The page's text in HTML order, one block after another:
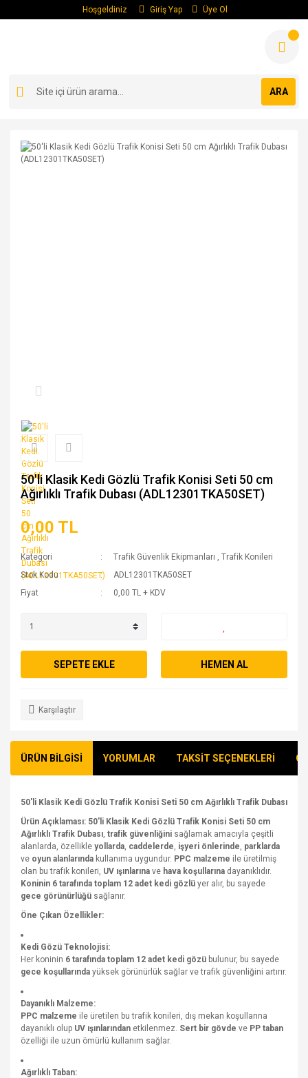
Hoşgeldiniz Giriş Yap Üye Ol
ARA
50'li Klasik Kedi Gözlü Trafik Konisi Seti 50 cm
Ağırlıklı Trafik Dubası (ADL12301TKA50SET)
0,00 TL
Kategori Trafik Güvenlik Ekipmanları ,Trafik Konileri
Stok Kodu
ADL12301TKA50SET
Fiyat
0,00 TL + KDV
SEPETE EKLE HEMEN AL
Karşılaştır
ÜRÜN BİLGİSİ YORUMLAR TAKSİT SEÇENEKLERİ
50'li Klasik Kedi Gözlü Trafik Konisi Seti 50 cm Ağırlıklı Trafik Dubası
Ürün Açıklaması: 50'li Klasik Kedi Gözlü Trafik Konisi Seti 50 cm
Ağırlıklı Trafik Dubası, trafik güvenliğini sağlamak amacıyla çeşitli
alanlarda, özellikle yollarda, caddelerde, işyeri önlerinde, parklarda
ve oyun alanlarında kullanıma uygundur. PPC malzeme ile üretilmiş
olan bu trafik konileri, UV ışınlarına ve hava koşullarına dayanıklıdır.
Koninin 6 tarafında toplam 12 adet kedi gözlü yer alır, bu sayede
gece görünürlüğü sağlanır.
Öne Çıkan Özellikler:
Kedi Gözü Teknolojisi:
Her koninin 6 tarafında toplam 12 adet kedi gözü bulunur, bu sayede
gece koşullarında yüksek görünürlük sağlar ve trafik güvenliğini artırır.
Dayanıklı Malzeme:
PPC malzeme ile üretilen bu trafik konileri, dış mekan koşullarına
dayanıklı olup UV ışınlarından etkilenmez. Sert bir gövde ve PP taban
özelliği ile uzun ömürlü kullanım sağlar.
Ağırlıklı Taban: